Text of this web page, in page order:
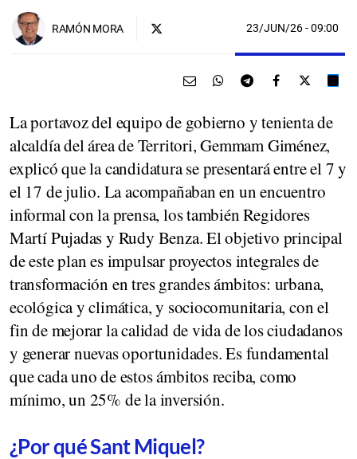
RAMÓN MORA 23/JUN/26- 09:00
La portavoz del equipo de gobierno y tenienta de
alcaldía del área de Territori, Gemmam Giménez,
explicó que la candidatura se presentará entre el 7 y
el 17 de julio. La acompañaban en un encuentro
informal con la prensa, los también Regidores
Martí Pujadas y Rudy Benza. El objetivo principal
de este plan es impulsar proyectos integrales de
transformación en tres grandes ámbitos: urbana,
ecológica y climática, y sociocomunitaria, con el
fin de mejorar la calidad de vida de los ciudadanos
y generar nuevas oportunidades. Es fundamental
que cada uno de estos ámbitos reciba, como
mínimo, un 25% de la inversión.
¿Por qué Sant Miquel?